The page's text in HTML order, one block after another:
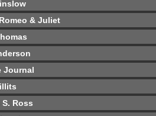
& Juliet
Journal
Ross